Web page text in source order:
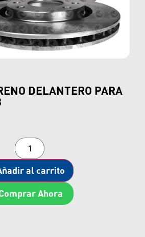
DELANTERO PARA
al carrito
Ahora